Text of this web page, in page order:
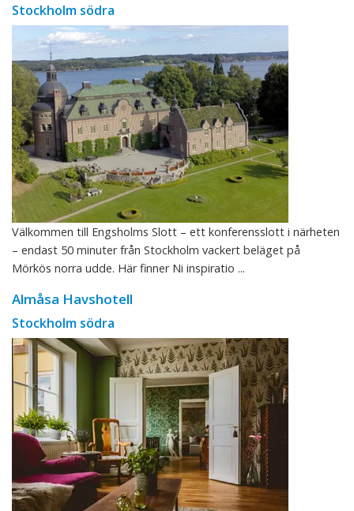
Stockholm södra
Välkommen till Engsholms Slott – ett konferensslott i närheten
– endast 50 minuter från Stockholm vackert beläget på
Mörkös norra udde. Här finner Ni inspiratio ...
Almåsa Havshotell
Stockholm södra